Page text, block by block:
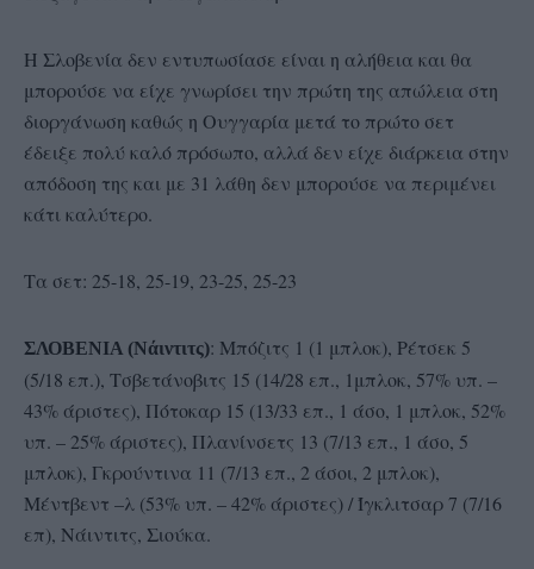
Η Σλοβενία δεν εντυπωσίασε είναι η αλήθεια και θα
μπορούσε να είχε γνωρίσει την πρώτη της απώλεια στη
διοργάνωση καθώς η Ουγγαρία μετά το πρώτο σετ
έδειξε πολύ καλό πρόσωπο, αλλά δεν είχε διάρκεια στην
απόδοση της και με 31 λάθη δεν μπορούσε να περιμένει
κάτι καλύτερο.
Τα σετ: 25-18, 25-19, 23-25, 25-23
ΣΛΟΒΕΝΙΑ (Νάιντιτς): Μπόζιτς 1 (1 μπλοκ), Ρέτσεκ 5
(5/18 επ.), Τσβετάνοβιτς 15 (14/28 επ., 1μπλοκ, 57% υπ. –
43% άριστες), Πότοκαρ 15 (13/33 επ., 1 άσο, 1 μπλοκ, 52%
υπ. – 25% άριστες), Πλανίνσετς 13 (7/13 επ., 1 άσο, 5
μπλοκ), Γκρούντινα 11 (7/13 επ., 2 άσοι, 2 μπλοκ),
Μέντβεντ –λ (53% υπ. – 42% άριστες) / Ίγκλιτσαρ 7 (7/16
επ), Νάιντιτς, Σιούκα.